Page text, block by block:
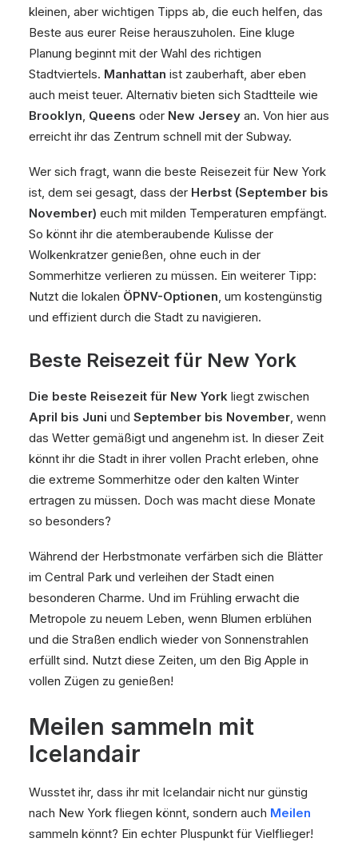
kleinen, aber wichtigen Tipps ab, die euch helfen, das
Beste aus eurer Reise herauszuholen. Eine kluge
Planung beginnt mit der Wahl des richtigen
Stadtviertels. Manhattan ist zauberhaft, aber eben
auch meist teuer. Alternativ bieten sich Stadtteile wie
Brooklyn, Queens oder New Jersey an. Von hier aus
erreicht ihr das Zentrum schnell mit der Subway.
Wer sich fragt, wann die beste Reisezeit für New York
ist, dem sei gesagt, dass der Herbst (September bis
November) euch mit milden Temperaturen empfängt.
So könnt ihr die atemberaubende Kulisse der
Wolkenkratzer genießen, ohne euch in der
Sommerhitze verlieren zu müssen. Ein weiterer Tipp:
Nutzt die lokalen ÖPNV-Optionen, um kostengünstig
und effizient durch die Stadt zu navigieren.
Beste Reisezeit für New York
Die beste Reisezeit für New York liegt zwischen
April bis Juni und September bis November, wenn
das Wetter gemäßigt und angenehm ist. In dieser Zeit
könnt ihr die Stadt in ihrer vollen Pracht erleben, ohne
die extreme Sommerhitze oder den kalten Winter
ertragen zu müssen. Doch was macht diese Monate
so besonders?
Während der Herbstmonate verfärben sich die Blätter
im Central Park und verleihen der Stadt einen
besonderen Charme. Und im Frühling erwacht die
Metropole zu neuem Leben, wenn Blumen erblühen
und die Straßen endlich wieder von Sonnenstrahlen
erfüllt sind. Nutzt diese Zeiten, um den Big Apple in
vollen Zügen zu genießen!
Meilen sammeln mit
Icelandair
Wusstet ihr, dass ihr mit Icelandair nicht nur günstig
nach New York fliegen könnt, sondern auch Meilen
sammeln könnt? Ein echter Pluspunkt für Vielflieger!